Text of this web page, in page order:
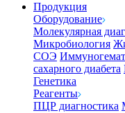
Продукция
Оборудование
Молекулярная
Микробиология
СОЭ
сахарного диабета
Генетика
Реагенты
ПЦР диагностика